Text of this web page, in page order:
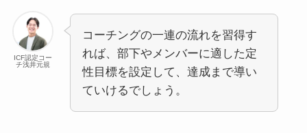
ICF認定コー
チ浅井元規
コーチングの一連の流れを習得す
れば、部下やメンバーに適した定
性目標を設定して、達成まで導い
ていけるでしょう。